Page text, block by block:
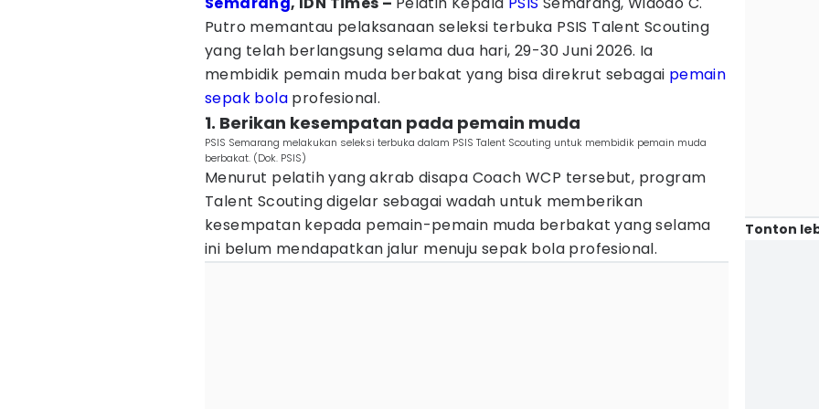
Putro memantau pelaksanaan seleksi terbuka PSIS Talent Scouting
yang telah berlangsung selama dua hari, 29-30 Juni 2026. Ia
membidik pemain muda berbakat yang bisa direkrut sebagai pemain
sepak bola profesional.
1. Berikan kesempatan pada pemain muda
PSIS Semarang melakukan seleksi terbuka dalam PSIS Talent Scouting untuk membidik pemain muda
berbakat. (Dok. PSIS)
Menurut pelatih yang akrab disapa Coach WCP tersebut, program
Talent Scouting digelar sebagai wadah untuk memberikan
kesempatan kepada pemain-pemain muda berbakat yang selama
ini belum mendapatkan jalur menuju sepak bola profesional.
Tonton